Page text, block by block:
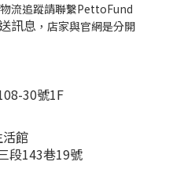
物流追蹤請聯繫PettoFund
訊息 ，店家與官網是分開
30號1F
活館
段143巷19號